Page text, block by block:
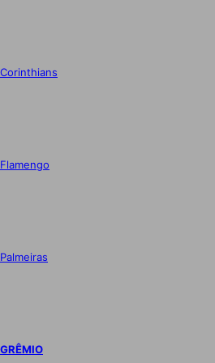
Corinthians
Flamengo
Palmeiras
GRÊMIO